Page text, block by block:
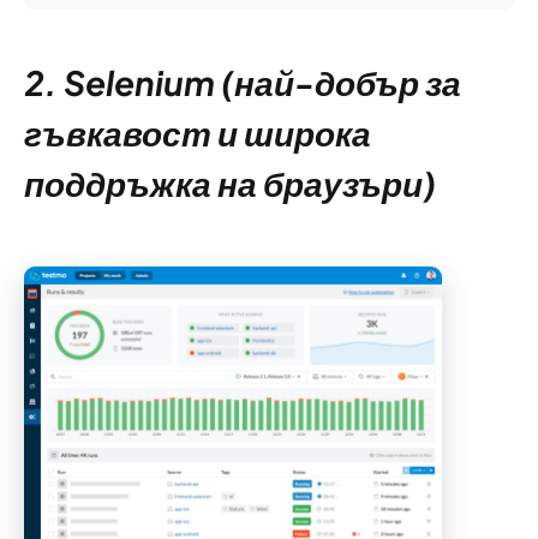
2. Selenium (най-добър за
гъвкавост и широка
поддръжка на браузъри)